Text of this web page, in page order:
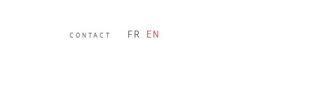
CONTACT FR EN